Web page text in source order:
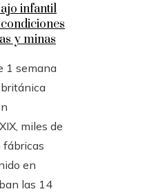
infantil
y minas
1 semana
miles de
fábricas
en
las 14